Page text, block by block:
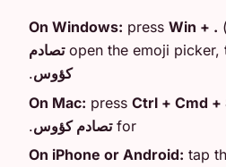
On Windows: press Win + .
open the emoji picker, تصادم
كؤوس.
On Mac: press Ctrl + Cmd +
for تصادم كؤوس.
On iPhone or Android: tap